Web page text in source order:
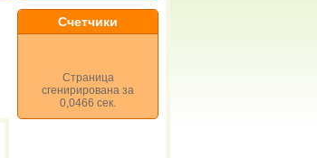
Счетчики
Страница
сгенирирована за
0,0466 сек.